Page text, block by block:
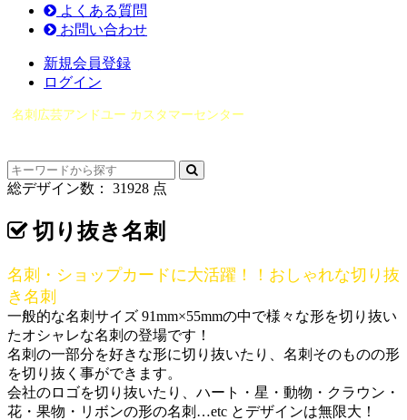
よくある質問
お問い合わせ
新規会員登録
ログイン
名刺広芸アンドユー カスタマーセンター
総デザイン数： 31928 点
切り抜き名刺
名刺・ショップカードに大活躍！！おしゃれな切り抜
き名刺
一般的な名刺サイズ 91mm×55mmの中で様々な形を切り抜い
たオシャレな名刺の登場です！
名刺の一部分を好きな形に切り抜いたり、名刺そのものの形
を切り抜く事ができます。
会社のロゴを切り抜いたり、ハート・星・動物・クラウン・
花・果物・リボンの形の名刺…etc とデザインは無限大！